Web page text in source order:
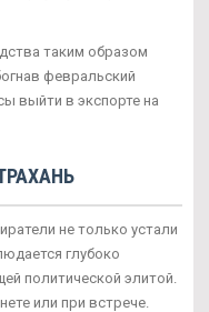
таким образом
февральский
выйти в экспорте на
не только устали
глубоко
политической элитой.
или при встрече.